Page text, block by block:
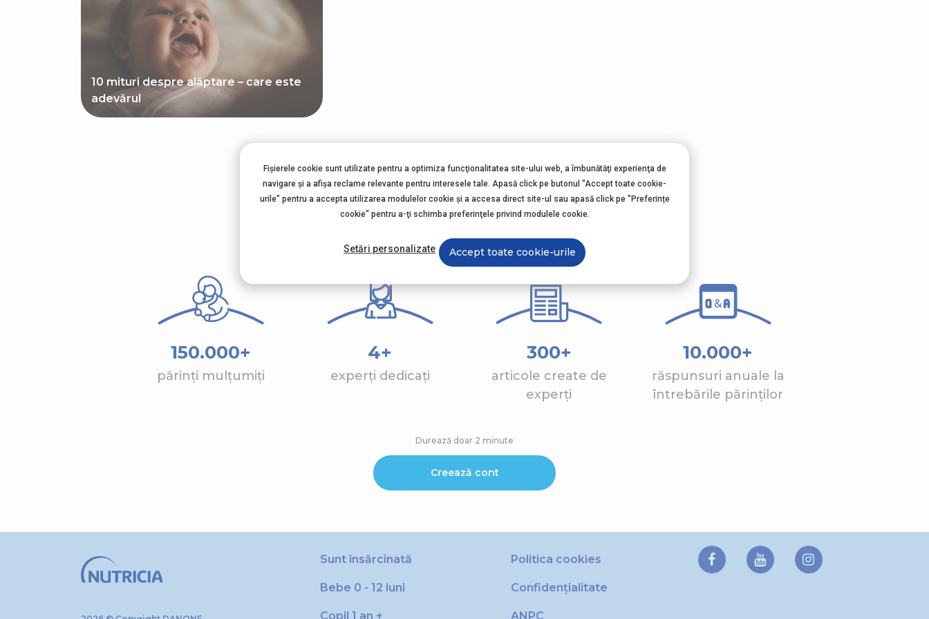
10 mituri despre alăptare – care este
adevărul
Alătură-te și tu comunității
AptaNutricia
150.000+
părinți mulțumiți
4+
experți dedicați
300+
articole create de
experți
10.000+
răspunsuri anuale la
întrebările părinților
Durează doar 2 minute
Creează cont
Sunt însărcinată
Bebe 0 - 12 luni
Copil 1 an +
Politica cookies
Confidențialitate
ANPC
Fișierele cookie sunt utilizate pentru a optimiza funcţionalitatea site-ului web, a îmbunătăţi experienţa de
navigare şi a afişa reclame relevante pentru interesele tale. Apasă click pe butonul "Accept toate cookie-
urile" pentru a accepta utilizarea modulelor cookie şi a accesa direct site-ul sau apasă click pe "Preferințe
cookie" pentru a-ţi schimba preferinţele privind modulele cookie.
Setări personalizate Accept toate cookie-urile